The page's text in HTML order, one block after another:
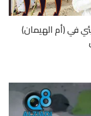
في (أم الهيمان)